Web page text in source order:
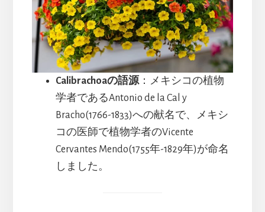
Calibrachoaの語源：メキシコの植物
学者であるAntonio de la Cal y
Bracho(1766-1833)への献名で、メキシ
コの医師で植物学者のVicente
Cervantes Mendo(1755年-1829年)が命名
しました。